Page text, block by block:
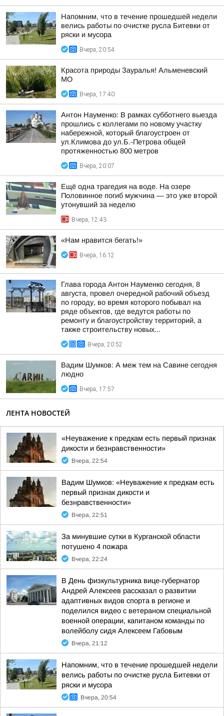
Напомним, что в течение прошедшей недели
велись работы по очистке русла Битевки от
ряски и мусора
Вчера, 20:54
Красота природы Зауралья! Альменевский
МО
Вчера, 17:40
Антон Науменко: В рамках субботнего выезда
прошлись с коллегами по новому участку
набережной, который благоустроен от
ул.Климова до ул.Б.-Петрова общей
протяженностью 800 метров
Вчера, 20:07
Ещё одна трагедия на воде. На озере
Половинное погиб мужчина — это уже второй
утонувший за неделю
Вчера, 12:43
«Нам нравится бегать!»
Вчера, 16:12
Глава города Антон Науменко сегодня, 8
августа, провел очередной рабочий объезд
по городу, во время которого побывал на
ряде объектов, где ведутся работы по
ремонту и благоустройству территорий, а
также строительству новых...
Вчера, 20:52
Вадим Шумков: А меж тем на Савине сегодня
людно
Вчера, 17:57
ЛЕНТА НОВОСТЕЙ
«Неуважение к предкам есть первый признак
дикости и безнравственности»
Вчера, 22:54
Вадим Шумков: «Неуважение к предкам есть
первый признак дикости и
безнравственности»
Вчера, 22:51
За минувшие сутки в Курганской области
потушено 4 пожара
Вчера, 22:24
В День физкультурника вице-губернатор
Андрей Алексеев рассказал о развитии
адаптивных видов спорта в регионе и
поделился видео с ветераном специальной
военной операции, капитаном команды по
волейболу сидя Алексеем Габовым
Вчера, 21:12
Напомним, что в течение прошедшей недели
велись работы по очистке русла Битевки от
ряски и мусора
Вчера, 20:54